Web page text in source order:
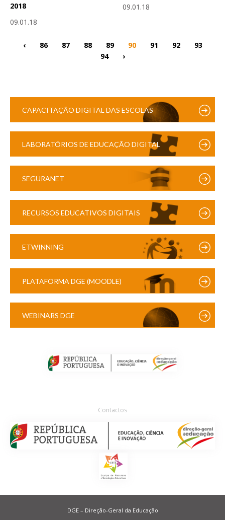
2018
09.01.18
09.01.18
‹ 86 87 88 89 90 91 92
93
94
›
CAPACITAÇÃO DIGITAL DAS ESCOLAS
LABORATÓRIOS DE EDUCAÇÃO DIGITAL
SEGURANET
RECURSOS EDUCATIVOS DIGITAIS
ETWINNING
PLATAFORMA DGE (MOODLE)
WEBINARS DGE
Contactos
DGE – Direção-Geral da Educação